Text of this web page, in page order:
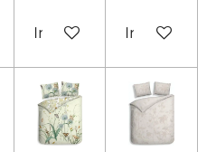
In winkelwagen
In